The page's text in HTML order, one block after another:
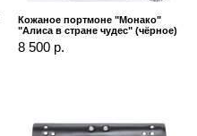
Кожаное портмоне "Монако"
"Алиса в стране чудес" (чёрное)
8 500 р.